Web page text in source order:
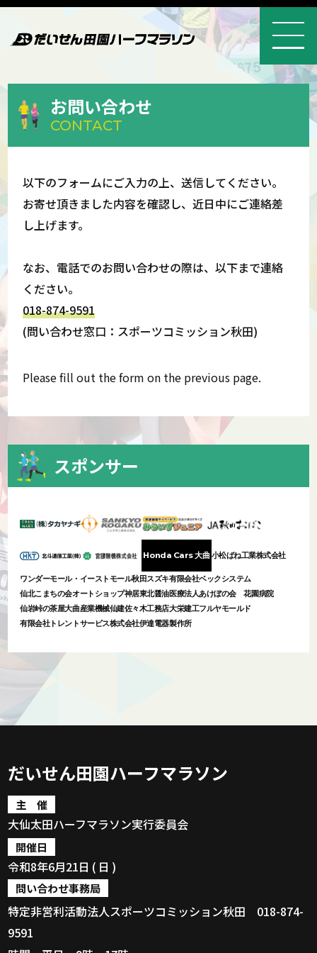
お問い合わせ
CONTACT
以下のフォームにご入力の上、送信してください。
お寄せ頂きました内容を確認し、近日中にご連絡差
し上げます。
なお、電話でのお問い合わせの際は、以下まで連絡
ください。
018-874-9591
(問い合わせ窓口：スポーツコミッション秋田)
Please fill out the form on the previous page.
スポンサー
Honda Cars 大曲 小松ばね工業株式会社
ワンダーモール・イーストモール秋田スズキ有限会社ベックシステム
仙北こまちの会オートショップ神居東北醤油医療法人あけぼの会 花園病院
仙岩峠の茶屋大曲産業機械仙建佐々木工務店大栄建工フルヤモールド
有限会社トレントサービス株式会社伊達電器製作所
だいせん田園ハーフマラソン
主 催
大仙太田ハーフマラソン実行委員会
開催日
令和8年6月21日 ( 日 )
問い合わせ事務局
特定非営利活動法人スポーツコミッション秋田 018-874-
9591